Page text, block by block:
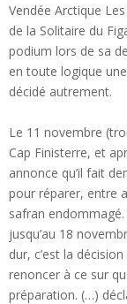
Vendée Arctique
de la Solitaire du
podium lors de sa
en toute logique
décidé autrement.
Le 11 novembre
Cap Finisterre, et
annonce qu’il fait
pour réparer, entre
safran
jusqu’au 18
dur, c’est la
renoncer à ce sur
préparation. (…)